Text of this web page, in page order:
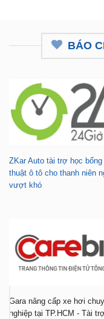
BÁO
ZKar Auto tài trợ học
thuật ô tô cho thanh niên
vượt khó
Gara nâng cấp xe hơi
nghiệp tại TP.HCM - Tài